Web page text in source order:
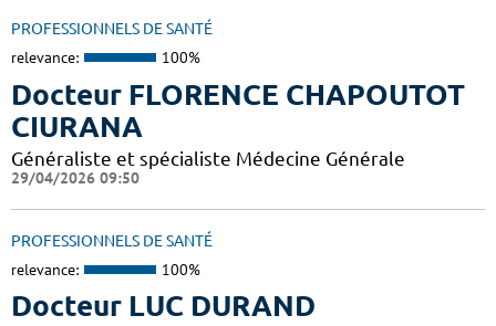
PROFESSIONNELS DE SANTÉ
relevance: 100%
Docteur FLORENCE CHAPOUTOT
CIURANA
Généraliste et spécialiste Médecine Générale
29/04/2026 09:50
PROFESSIONNELS DE SANTÉ
relevance: 100%
Docteur LUC DURAND